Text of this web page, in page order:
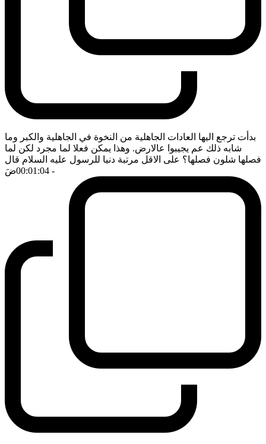
بدأت ترجع اليها العادات الجاهلية من النخوة في الجاهلية والكبر وما
شابه ذلك عم يجيبوا عالارض. وهذا يمكن فعلا لما مجرد لكن لما
فصلها شلون فصلها؟ على الاقل مرتبة دنيا للرسول عليه السلام قال
- 00:01:04
ضَ